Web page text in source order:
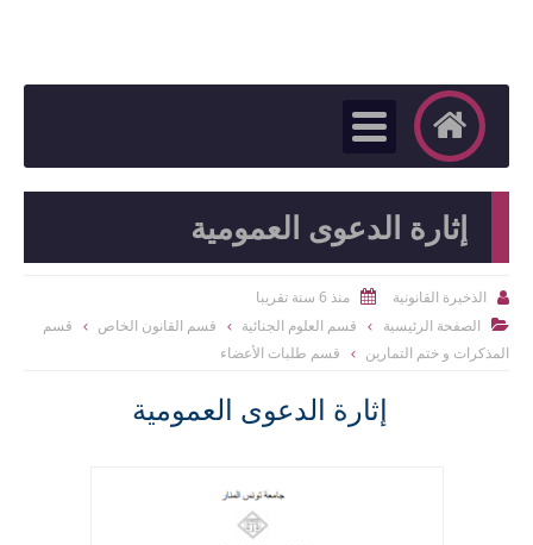
إثارة الدعوى العمومية
 الذخيرة القانونية  منذ 6 سنة تقريبا
 الصفحة الرئيسية قسم العلوم الجنائية قسم القانون الخاص
قسم
المذكرات و ختم التمارين
قسم طلبات الأعضاء
إثارة الدعوى العمومية